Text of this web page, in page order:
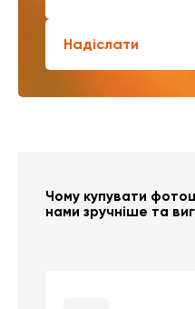
Надіслати
Чому купувати
нами зручніше та